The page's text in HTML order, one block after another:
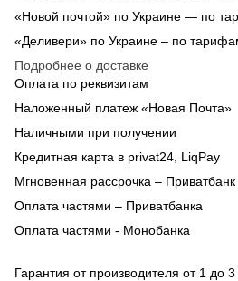
«Новой почтой» по Украине — по
«Деливери» по Украине – по
Подробнее о доставке
Оплата по реквизитам
Наложенный платеж «Новая Почта»
Наличными при получении
Кредитная карта в privat24, LiqPay
Мгновенная рассрочка – Приватбанк
Оплата частями – Приватбанка
Оплата частями - Монобанка
Гарантия от производителя от 1 до 3